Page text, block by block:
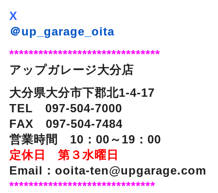
X
＠up_garage_oita
*******************************
アップガレージ大分店
大分県大分市下郡北1-4-17
TEL 097-504-7000
FAX 097-504-7484
営業時間 10：00～19：00
定休日 第３水曜日
Email：ooita-ten@upgarage.com
******************************